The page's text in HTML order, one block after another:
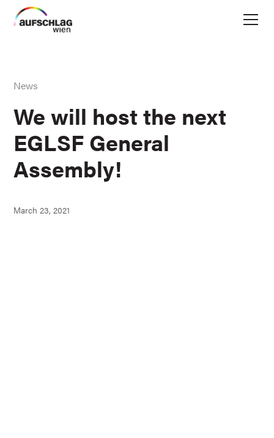
News
We will host the next
EGLSF General
Assembly!
March 23, 2021